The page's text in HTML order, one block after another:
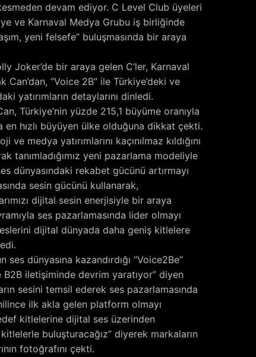
devam ediyor. C Level Club üyeleri
ve Karnaval Medya Grubu iş birliğinde
yeni felsefe” buluşmasında bir araya
Joker’de bir araya gelen C’ler, Karnaval
Can’dan, “Voice 2B” ile Türkiye’deki ve
yatırımların detaylarını dinledi.
Türkiye’nin yüzde 215,1 büyüme oranıyla
en hızlı büyüyen ülke olduğuna dikkat çekti.
medya yatırımlarını kaçınılmaz kıldığını
tanımladığımız yeni pazarlama modeliyle
dünyasındaki rekabet gücünü artırmayı
sesin gücünü kullanarak,
dijital sesin enerjisiyle bir araya
ses pazarlamasında lider olmayı
dijital dünyada daha geniş kitlelere
ses dünyasına kazandırdığı “Voice2Be”
B2B iletişiminde devrim yaratıyor” diyen
sesini temsil ederek ses pazarlamasında
ilk akla gelen platform olmayı
kitlelerine dijital ses üzerinden
buluşturacağız” diyerek markaların
fotoğrafını çekti.